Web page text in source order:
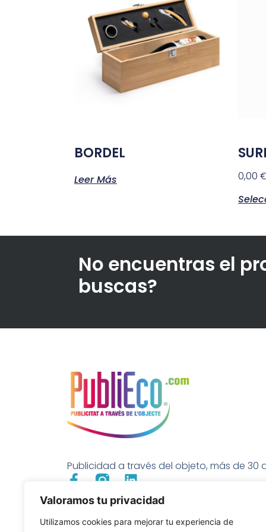
Valoramos tu privacidad
Utilizamos cookies para mejorar tu experiencia de
BORDEL
Leer Más 0,00
No encuentras el
buscas?
Publicidad a través del objeto, más de 30